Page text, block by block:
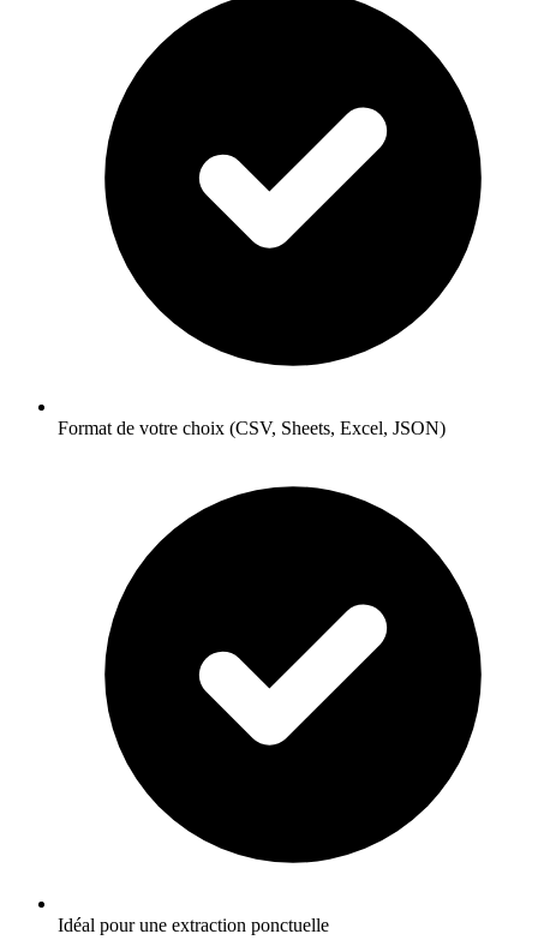
Format de votre choix (CSV, Sheets, Excel, JSON)
Idéal pour une extraction ponctuelle